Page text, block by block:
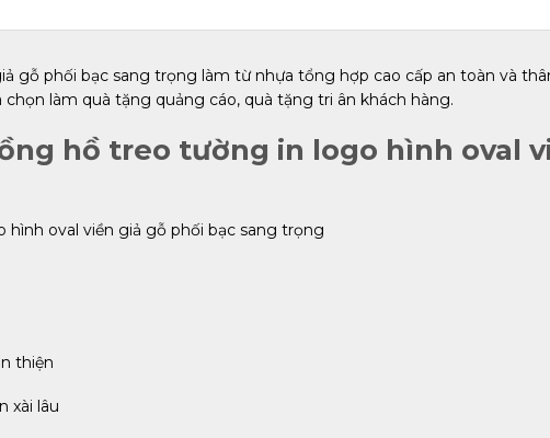
gỗ phối bạc sang trọng làm từ nhựa tổng hợp cao cấp an toàn và
làm quà tặng quảng cáo, quà tặng tri ân khách hàng.
hồ treo tường in logo hình oval
oval viền giả gỗ phối bạc sang trọng
thiện
xài lâu